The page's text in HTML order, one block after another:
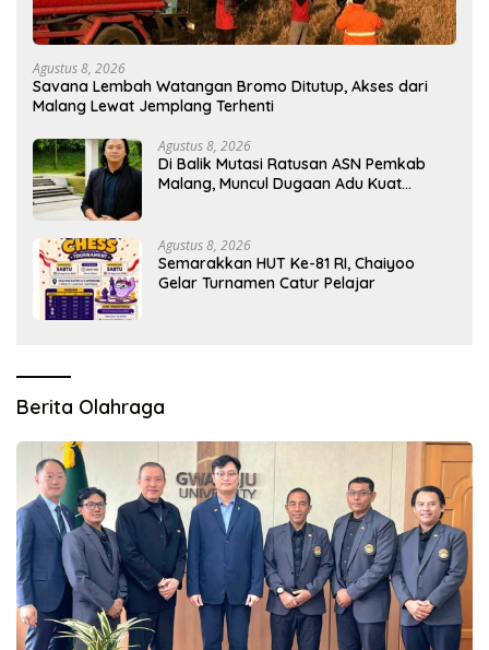
Agustus 8, 2026
Savana Lembah Watangan Bromo Ditutup, Akses dari
Malang Lewat Jemplang Terhenti
Agustus 8, 2026
Di Balik Mutasi Ratusan ASN Pemkab
Malang, Muncul Dugaan Adu Kuat
Agustus 8, 2026
Semarakkan HUT Ke-81 RI, Chaiyoo
Gelar Turnamen Catur Pelajar
Berita Olahraga